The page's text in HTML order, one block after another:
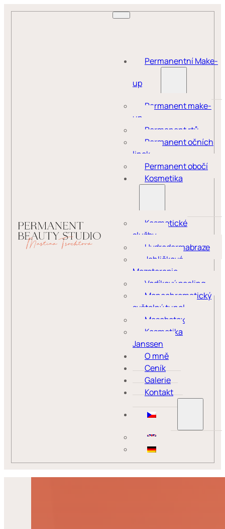
Permanentní Make-
up
Permanent make-
up
Permanent rtů
Permanent očních
linek
Permanent obočí
Kosmetika
Kosmetické
služby
Hydrodermabraze
Jehličková
Mezoterapie
Vodíkový peeling
Monochromatický
světelný tunel
Mesobotox
Kosmetika
Janssen
O mně
Ceník
Galerie
Kontakt